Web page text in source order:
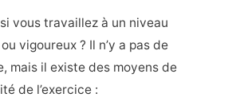
vous travaillez à un niveau
vigoureux ? Il n’y a pas de
mais il existe des moyens de
de l’exercice :